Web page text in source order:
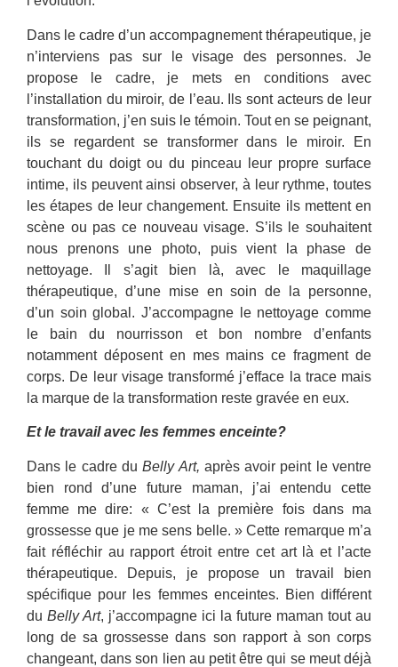
Dans le cadre d’un accompagnement thérapeutique, je
n’interviens pas sur le visage des personnes. Je
propose le cadre, je mets en conditions avec
l’installation du miroir, de l’eau. Ils sont acteurs de leur
transformation, j’en suis le témoin. Tout en se peignant,
ils se regardent se transformer dans le miroir. En
touchant du doigt ou du pinceau leur propre surface
intime, ils peuvent ainsi observer, à leur rythme, toutes
les étapes de leur changement. Ensuite ils mettent en
scène ou pas ce nouveau visage. S’ils le souhaitent
nous prenons une photo, puis vient la phase de
nettoyage. Il s’agit bien là, avec le maquillage
thérapeutique, d’une mise en soin de la personne,
d’un soin global. J’accompagne le nettoyage comme
le bain du nourrisson et bon nombre d’enfants
notamment déposent en mes mains ce fragment de
corps. De leur visage transformé j’efface la trace mais
la marque de la transformation reste gravée en eux.
Et le travail avec les femmes enceinte?
Dans le cadre duBelly Art, après avoir peint le ventre
bien rond d’une future maman, j’ai entendu cette
femme me dire: « C’est la première fois dans ma
grossesse que je me sens belle. » Cette remarque m’a
fait réfléchir au rapport étroit entre cet art là et l’acte
thérapeutique. Depuis, je propose un travail bien
spécifique pour les femmes enceintes. Bien différent
du Belly Art, j’accompagne ici la future maman tout au
long de sa grossesse dans son rapport à son corps
changeant, dans son lien au petit être qui se meut déjà